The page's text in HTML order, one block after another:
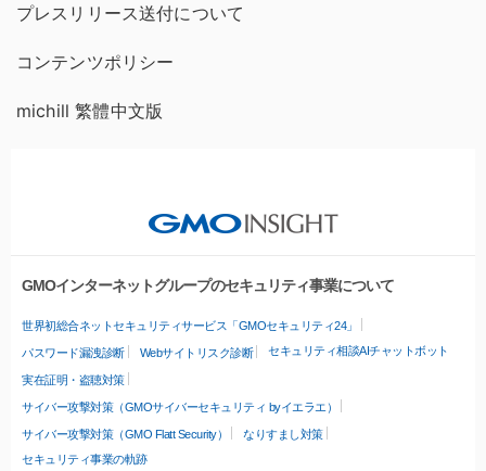
プレスリリース送付について
コンテンツポリシー
michill 繁體中文版
GMOインターネットグループのセキュリティ事業について
世界初総合ネットセキュリティサービス「GMOセキュリティ24」
パスワード漏洩診断 Webサイトリスク診断 セキュリティ相談AIチャットボット
実在証明・盗聴対策
サイバー攻撃対策（GMOサイバーセキュリティ byイエラエ）
サイバー攻撃対策（GMO Flatt Security）
なりすまし対策
セキュリティ事業の軌跡